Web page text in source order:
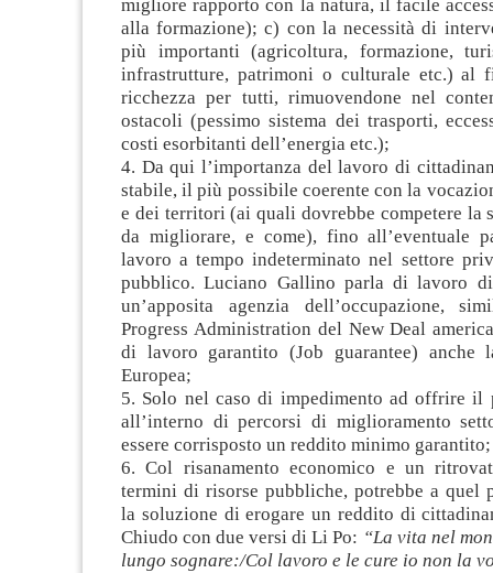
migliore rapporto con la natura, il facile
alla formazione); c) con la necessità di
più importanti (agricoltura, formazione,
infrastrutture, patrimoni o culturale etc.) al
ricchezza per tutti, rimuovendone nel
ostacoli (pessimo sistema dei trasporti,
costi esorbitanti dell’energia etc.);
4. Da qui l’importanza del lavoro di
stabile, il più possibile coerente con la
e dei territori (ai quali dovrebbe competere la
da migliorare, e come), fino all’eventuale
lavoro a tempo indeterminato nel settore
pubblico. Luciano Gallino parla di lavoro
un’apposita agenzia dell’occupazione,
Progress Administration del New Deal
di lavoro garantito (Job guarantee) anche
Europea;
5. Solo nel caso di impedimento ad offrire il
all’interno di percorsi di miglioramento
essere corrisposto un reddito minimo garantito;
6. Col risanamento economico e un
termini di risorse pubbliche, potrebbe a quel
la soluzione di erogare un reddito di
Chiudo con due versi di Li Po: “La vita nel
lungo sognare:/Col lavoro e le cure io non la